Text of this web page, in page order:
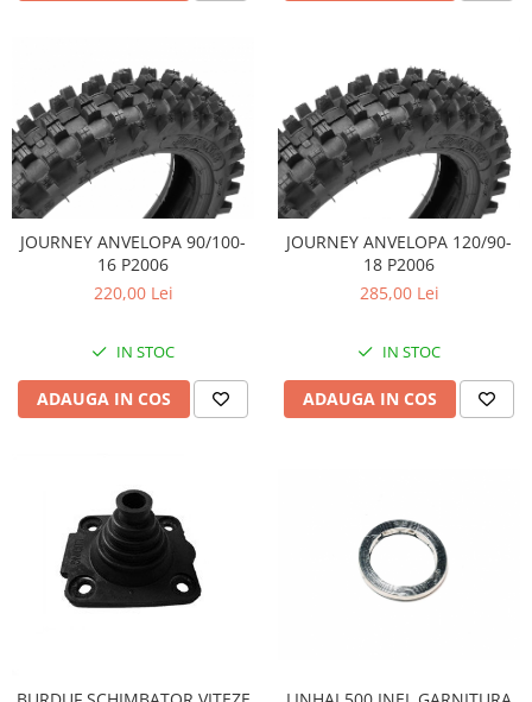
JOURNEY ANVELOPA 90/100-
16 P2006
220,00 Lei
IN STOC
ADAUGA IN COS
JOURNEY ANVELOPA 120/90-
18 P2006
285,00 Lei
IN STOC
ADAUGA IN COS